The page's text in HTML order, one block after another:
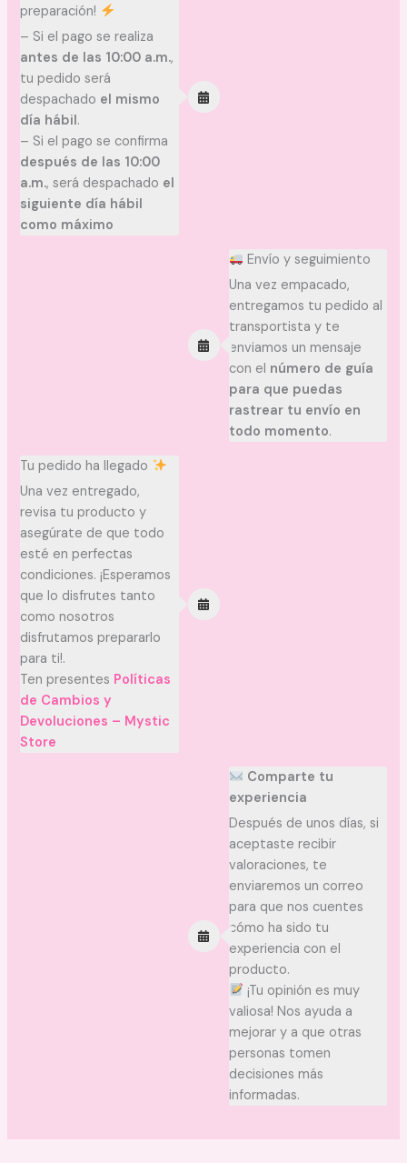
preparación!
– Si el pago se realiza
antes de las 10:00 a.m.,
tu pedido será
despachado el mismo
día hábil.
– Si el pago se confirma
después de las 10:00
a.m., será despachado el
siguiente día hábil
como máximo
Envío y seguimiento
Una vez empacado,
entregamos tu pedido al
transportista y te
enviamos un mensaje
con el número de guía
para que puedas
rastrear tu envío en
todo momento.
Tu pedido ha llegado
Una vez entregado,
revisa tu producto y
asegúrate de que todo
esté en perfectas
condiciones. ¡Esperamos
que lo disfrutes tanto
como nosotros
disfrutamos prepararlo
para ti!.
Ten presentes Políticas
de Cambios y
Devoluciones – Mystic
Store
Comparte tu
experiencia
Después de unos días, si
aceptaste recibir
valoraciones, te
enviaremos un correo
para que nos cuentes
cómo ha sido tu
experiencia con el
producto.
¡Tu opinión es muy
valiosa! Nos ayuda a
mejorar y a que otras
personas tomen
decisiones más
informadas.